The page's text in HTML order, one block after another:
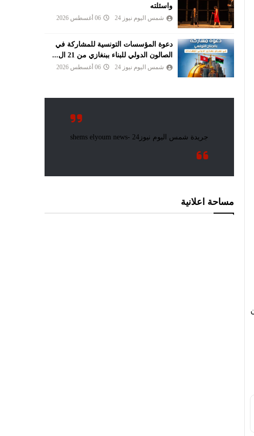
واسئلته
شمس اليوم نيوز 24 06 أغسطس 2026
دعوة المؤسسات التونسية للمشاركة في
الصالون الدولي للبناء ببنغازي من 21 ال...
شمس اليوم نيوز 24 06 أغسطس 2026
مساحة اعلانية